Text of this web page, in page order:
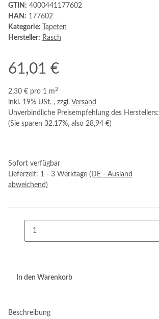
GTIN: 4000441177602
HAN: 177602
Kategorie:
Tapeten
Hersteller: Rasch
61,01 €
2,30 € pro 1 m 2
inkl. 19% USt. , zzgl. Versand
Unverbindliche Preisempfehlung des Herstellers:
(Sie sparen 32.17%, also 28,94 €)
Sofort verfügbar
Lieferzeit: 1 - 3 Werktage (DE - Ausland
abweichend)
In den Warenkorb
Beschreibung